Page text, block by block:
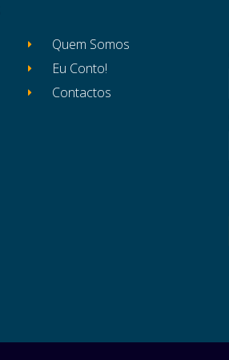
Quem Somos
Eu Conto!
Contactos